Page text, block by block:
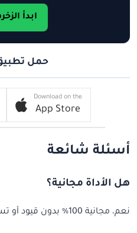
ابدأ
حمل
Download on the
App Store
أسئلة شائعة
هل الأداة مجانية؟
نعم، مجانية 100% بدون قيود أو تسجيل.